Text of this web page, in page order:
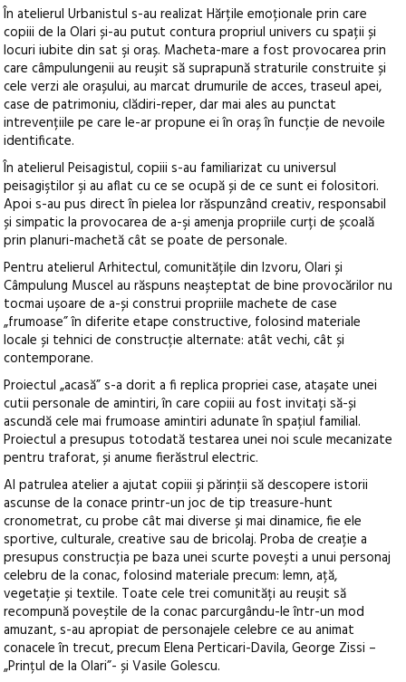
În atelierul Urbanistul s-au realizat Hărțile emoționale prin care
copiii de la Olari și-au putut contura propriul univers cu spații și
locuri iubite din sat şi oraș. Macheta-mare a fost provocarea prin
care câmpulungenii au reușit să suprapună straturile construite și
cele verzi ale orașului, au marcat drumurile de acces, traseul apei,
case de patrimoniu, clădiri-reper, dar mai ales au punctat
intrevențiile pe care le-ar propune ei în oraș în funcție de nevoile
identificate.
În atelierul Peisagistul, copiii s-au familiarizat cu universul
peisagiştilor şi au aflat cu ce se ocupă și de ce sunt ei folositori.
Apoi s-au pus direct în pielea lor răspunzând creativ, responsabil
și simpatic la provocarea de a-şi amenja propriile curți de școală
prin planuri-machetă cât se poate de personale.
Pentru atelierul Arhitectul, comunitățile din Izvoru, Olari și
Câmpulung Muscel au răspuns neașteptat de bine provocărilor nu
tocmai ușoare de a-și construi propriile machete de case
„frumoase” în diferite etape constructive, folosind materiale
locale și tehnici de construcție alternate: atât vechi, cât și
contemporane.
Proiectul „acasă” s-a dorit a fi replica propriei case, atașate unei
cutii personale de amintiri, în care copiii au fost invitați să-și
ascundă cele mai frumoase amintiri adunate în spațiul familial.
Proiectul a presupus totodată testarea unei noi scule mecanizate
pentru traforat, și anume fierăstrul electric.
Al patrulea atelier a ajutat copiii şi părinţii să descopere istorii
ascunse de la conace printr-un joc de tip treasure-hunt
cronometrat, cu probe cât mai diverse și mai dinamice, fie ele
sportive, culturale, creative sau de bricolaj. Proba de creație a
presupus construcția pe baza unei scurte povești a unui personaj
celebru de la conac, folosind materiale precum: lemn, ață,
vegetație și textile. Toate cele trei comunități au reușit să
recompună poveștile de la conac parcurgându-le într-un mod
amuzant, s-au apropiat de personajele celebre ce au animat
conacele în trecut, precum Elena Perticari-Davila, George Zissi –
„Prințul de la Olari”- și Vasile Golescu.